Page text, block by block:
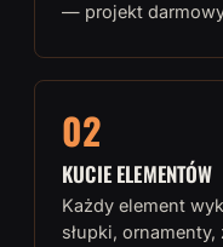
— projekt
02
KUCIE ELEMENTÓW
Każdy element
słupki,